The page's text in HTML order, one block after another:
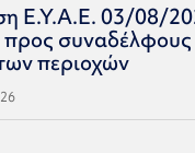
Ε.Υ.Α.Ε. 03/08/
προς συναδέλφους
περιοχών